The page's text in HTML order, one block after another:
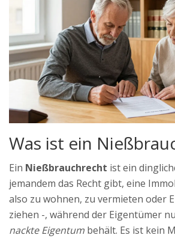
Was ist ein
Ein Nießbrauchrecht ist ein
jemandem das Recht gibt, eine
also zu wohnen, zu vermieten oder
ziehen -, während der Eigentümer
nackte Eigentum behält. Es ist kein